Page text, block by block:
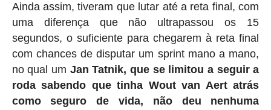
Ainda assim, tiveram que lutar até a reta final, com
uma diferença que não ultrapassou os 15
segundos, o suficiente para chegarem à reta final
com chances de disputar um sprint mano a mano,
no qual um Jan Tatnik, que se limitou a seguir a
roda sabendo que tinha Wout van Aert atrás
como seguro de vida, não deu nenhuma